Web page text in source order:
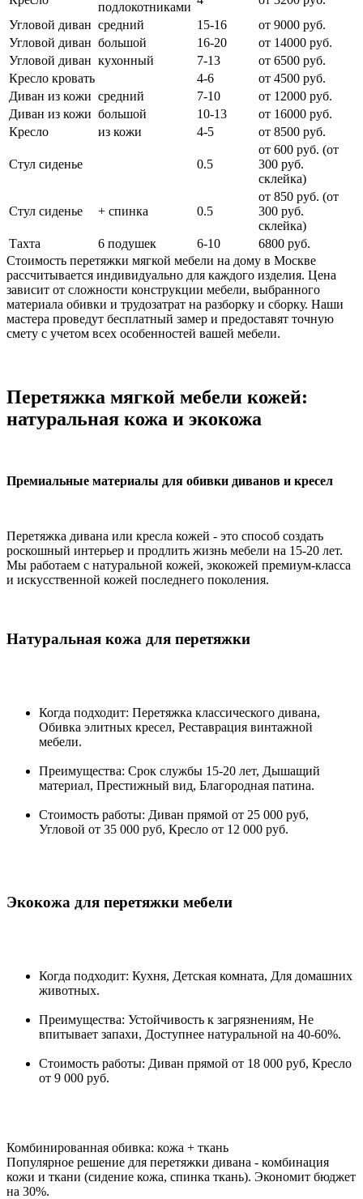
подлокотниками
Угловой диван средний 15-16
от 9000 руб.
Угловой диван большой 16-20
от 14000 руб.
Угловой диван кухонный 7-13
от 6500 руб.
Кресло кровать
4-6
от 4500 руб.
Диван из кожи средний 7-10
от 12000 руб.
Диван из кожи большой 10-13
от 16000 руб.
Кресло
из кожи 4-5 от 8500 руб.
Стул сиденье 0.5
от 600 руб. (от
300 руб.
cклейка)
Стул сиденье + спинка 0.5
от 850 руб. (от
300 руб.
склейка)
Тахта
6 подушек 6-10
6800 руб.
Стоимость перетяжки мягкой мебели на дому в Москве
рассчитывается индивидуально для каждого изделия. Цена
зависит от сложности конструкции мебели, выбранного
материала обивки и трудозатрат на разборку и сборку. Наши
мастера проведут бесплатный замер и предоставят точную
смету с учетом всех особенностей вашей мебели.
Перетяжка мягкой мебели кожей:
натуральная кожа и экокожа
Премиальные материалы для обивки диванов и кресел
Перетяжка дивана или кресла кожей - это способ создать
роскошный интерьер и продлить жизнь мебели на 15-20 лет.
Мы работаем с натуральной кожей, экокожей премиум-класса
и искусственной кожей последнего поколения.
Натуральная кожа для перетяжки
Когда подходит: Перетяжка классического дивана,
Обивка элитных кресел, Реставрация винтажной
мебели.
Преимущества: Срок службы 15-20 лет, Дышащий
материал, Престижный вид, Благородная патина.
Стоимость работы: Диван прямой от 25 000 руб,
Угловой от 35 000 руб, Кресло от 12 000 руб.
Экокожа для перетяжки мебели
Когда подходит: Кухня, Детская комната, Для домашних
животных.
Преимущества: Устойчивость к загрязнениям, Не
впитывает запахи, Доступнее натуральной на 40-60%.
Стоимость работы: Диван прямой от 18 000 руб, Кресло
от 9 000 руб.
Комбинированная обивка: кожа + ткань
Популярное решение для перетяжки дивана - комбинация
кожи и ткани (сидение кожа, спинка ткань). Экономит бюджет
на 30%.